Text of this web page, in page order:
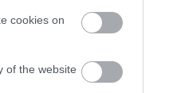
cookies on
of the website
azonnal
2018 óta